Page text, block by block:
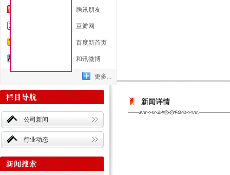
新闻详情
公司新闻
行业动态
腾讯朋友
豆瓣网
百度新首页
和讯微博
更多...